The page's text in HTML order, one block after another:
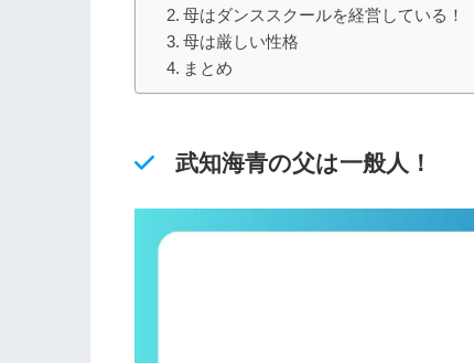
母はダンススクールを経営している！
母は厳しい性格
まとめ
武知海青の父は一般人！